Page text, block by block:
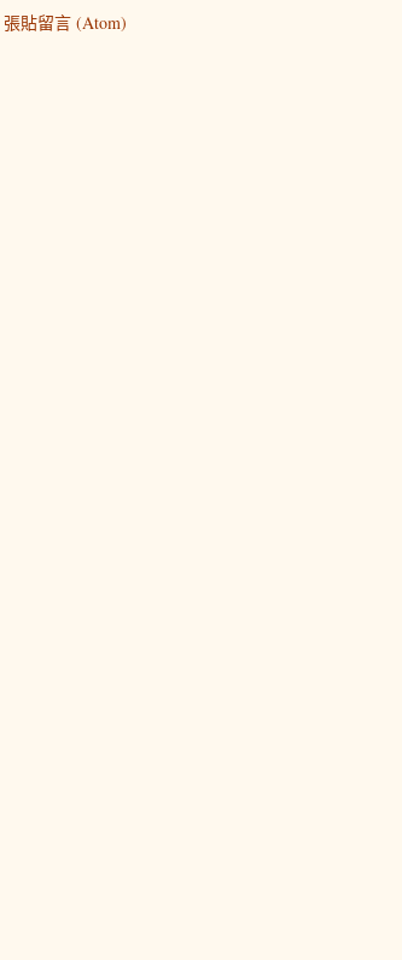
張貼留言 (Atom)